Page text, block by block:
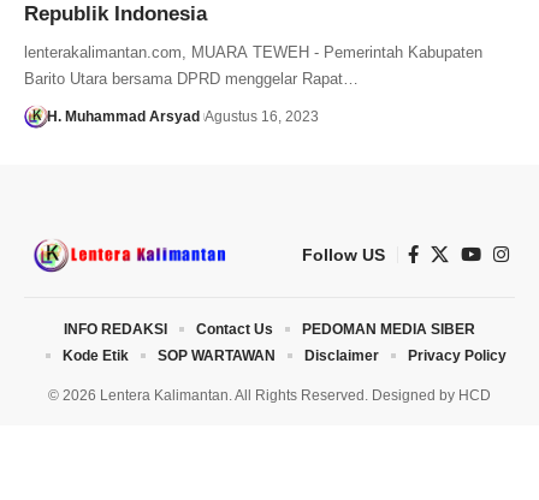
Republik Indonesia
lenterakalimantan.com, MUARA TEWEH - Pemerintah Kabupaten
Barito Utara bersama DPRD menggelar Rapat…
H. Muhammad Arsyad Agustus 16, 2023
Follow US
© 2026 Lentera Kalimantan. All Rights Reserved. Designed by HCD
INFO REDAKSI Contact Us
PEDOMAN MEDIA SIBER
Kode Etik
SOP WARTAWAN Disclaimer Privacy Policy